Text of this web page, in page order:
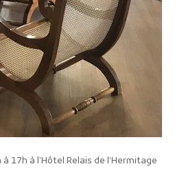
17h à l’Hôtel Relais de l’Hermitage